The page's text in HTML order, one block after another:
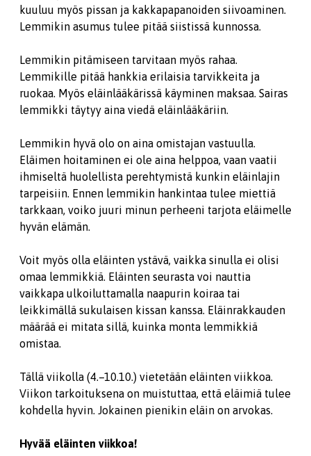
kuuluu myös pissan ja kakkapapanoiden siivoaminen.
Lemmikin asumus tulee pitää siistissä kunnossa.
Lemmikin pitämiseen tarvitaan myös rahaa.
Lemmikille pitää hankkia erilaisia tarvikkeita ja
ruokaa. Myös eläinlääkärissä käyminen maksaa. Sairas
lemmikki täytyy aina viedä eläinlääkäriin.
Lemmikin hyvä olo on aina omistajan vastuulla.
Eläimen hoitaminen ei ole aina helppoa, vaan vaatii
ihmiseltä huolellista perehtymistä kunkin eläinlajin
tarpeisiin. Ennen lemmikin hankintaa tulee miettiä
tarkkaan, voiko juuri minun perheeni tarjota eläimelle
hyvän elämän.
Voit myös olla eläinten ystävä, vaikka sinulla ei olisi
omaa lemmikkiä. Eläinten seurasta voi nauttia
vaikkapa ulkoiluttamalla naapurin koiraa tai
leikkimällä sukulaisen kissan kanssa. Eläinrakkauden
määrää ei mitata sillä, kuinka monta lemmikkiä
omistaa.
Tällä viikolla (4.–10.10.) vietetään eläinten viikkoa.
Viikon tarkoituksena on muistuttaa, että eläimiä tulee
kohdella hyvin. Jokainen pienikin eläin on arvokas.
Hyvää eläinten viikkoa!